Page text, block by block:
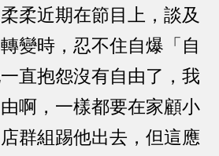
柔近期在節目上，談及
變時，忍不住自爆「自
直抱怨沒有自由了，我
啊，一樣都要在家顧小
群組踢他出去，但這應